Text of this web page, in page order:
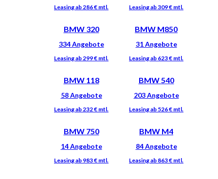
BMW 320 BMW M850
BMW 118 BMW 540
BMW 750 BMW M4